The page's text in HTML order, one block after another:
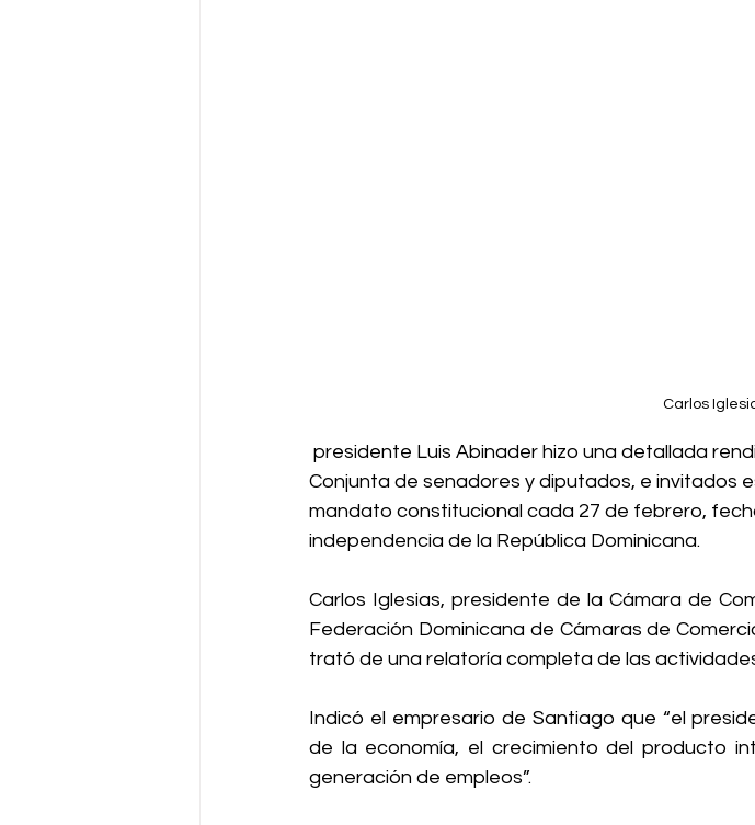
Carlos
Conjunta de senadores y diputados, e invitados
mandato constitucional cada 27 de febrero,
independencia de la República Dominicana.
Carlos Iglesias, presidente de la Cámara de
Federación Dominicana de Cámaras de
trató de una relatoría completa de las
Indicó el empresario de Santiago que “el
de la economía, el crecimiento del producto
generación de empleos”.